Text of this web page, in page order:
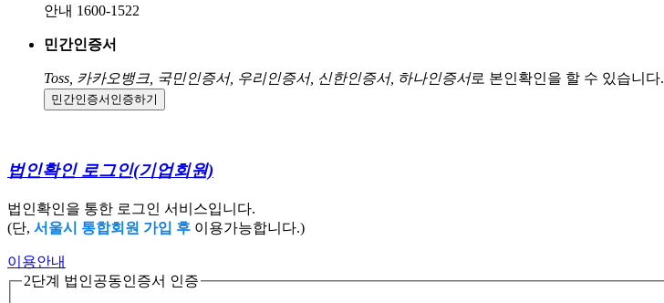
안내 1600-1522
민간인증서
Toss, 카카오뱅크, 국민인증서, 우리인증서, 신한인증서, 하나인증서로 본인확인을 할 수 있습니다.
민간인증서 인증하기
법인확인 로그인(기업회원)
법인확인을 통한 로그인 서비스입니다.
(단, 서울시 통합회원 가입 후 이용가능합니다.)
이용안내
2단계 법인공동인증서 인증